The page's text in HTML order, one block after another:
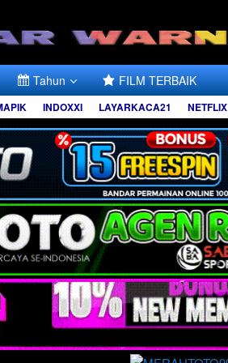
Tahun FILM TERBAIK
INDOXXI LAYARKACA21 NETFLIX